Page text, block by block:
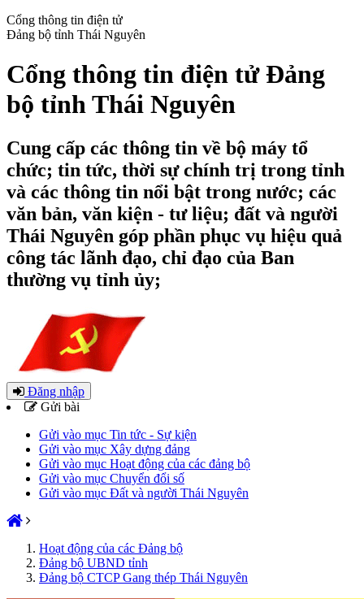
Cổng thông tin điện tử
Đảng bộ tỉnh Thái Nguyên
Cổng thông tin điện tử Đảng
bộ tỉnh Thái Nguyên
Cung cấp các thông tin về bộ máy tổ
chức; tin tức, thời sự chính trị trong tỉnh
và các thông tin nổi bật trong nước; các
văn bản, văn kiện - tư liệu; đất và người
Thái Nguyên góp phần phục vụ hiệu quả
công tác lãnh đạo, chỉ đạo của Ban
thường vụ tỉnh ủy;
Đăng nhập
Gửi bài
Gửi vào mục Tin tức - Sự kiện
Gửi vào mục Xây dựng đảng
Gửi vào mục Hoạt động của các đảng bộ
Gửi vào mục Chuyển đổi số
Gửi vào mục Đất và người Thái Nguyên
Hoạt động của các Đảng bộ
Đảng bộ UBND tỉnh
Đảng bộ CTCP Gang thép Thái Nguyên